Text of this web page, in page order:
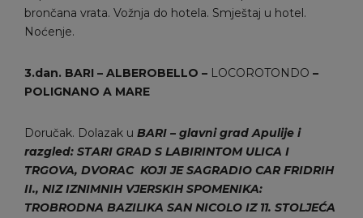
brončana vrata. Vožnja do hotela. Smještaj u hotel.
Noćenje.
3.dan. BARI – ALBEROBELLO – LOCOROTONDO –
POLIGNANO A MARE
Doručak. Dolazak u BARI – glavni grad Apulije i
razgled: STARI GRAD S LABIRINTOM ULICA I
TRGOVA, DVORAC KOJI JE SAGRADIO CAR FRIDRIH
II., NIZ IZNIMNIH VJERSKIH SPOMENIKA:
TROBRODNA BAZILIKA SAN NICOLO IZ 11. STOLJEĆA